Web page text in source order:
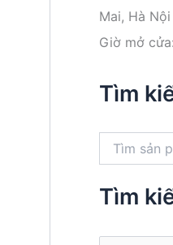
Mai, Hà Nội
Giờ mở
Tìm
k
m
Tìm